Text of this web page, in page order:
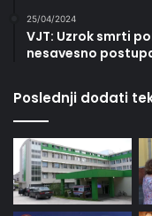
25/04/2024
VJT: Uzrok smrti
nesavesno
Poslednji dodati